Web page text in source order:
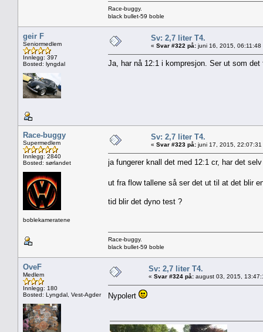
Race-buggy.
black bullet-59 boble
geir F
Seniormedlem
Innlegg: 397
Bosted: lyngdal
Sv: 2,7 liter T4.
« Svar #322 på: juni 16, 2015, 06:11:48
Ja, har nå 12:1 i kompresjon. Ser ut som
Race-buggy
Supermedlem
Innlegg: 2840
Bosted: sørlandet
boblekameratene
Sv: 2,7 liter T4.
« Svar #323 på: juni 17, 2015, 22:07:31
ja fungerer knall det med 12:1 cr, har det
ut fra flow tallene så ser det ut til at det blir
tid blir det dyno test ?
Race-buggy.
black bullet-59 boble
OveF
Medlem
Innlegg: 180
Bosted: Lyngdal, Vest-Agder
Sv: 2,7 liter T4.
« Svar #324 på: august 03, 2015,
Nypolert